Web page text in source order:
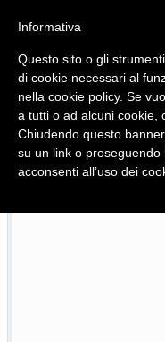
Quotidiano
Informativa
Questo sito o gli
di cookie necessari al
nella cookie policy. Se
a tutti o ad alcuni cookie,
Chiudendo questo
su un link o proseguendo
acconsenti all’uso dei